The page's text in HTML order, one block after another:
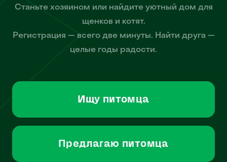
Станьте хозяином или найдите уютный дом для
щенков и котят.
Регистрация — всего две минуты. Найти друга —
целые годы радости.
Ищу питомца
Предлагаю питомца